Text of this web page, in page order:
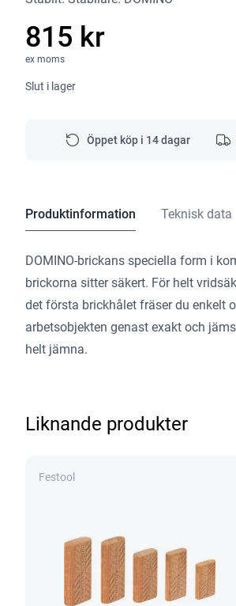
815 kr
ex moms
Slut i lager
Öppet köp i 14 dagar
Produktinformation Teknisk data
DOMINO-brickans speciella form i
brickorna sitter säkert. För helt
det första brickhålet fräser du enkelt
arbetsobjekten genast exakt och
helt jämna.
Liknande produkter
Festool